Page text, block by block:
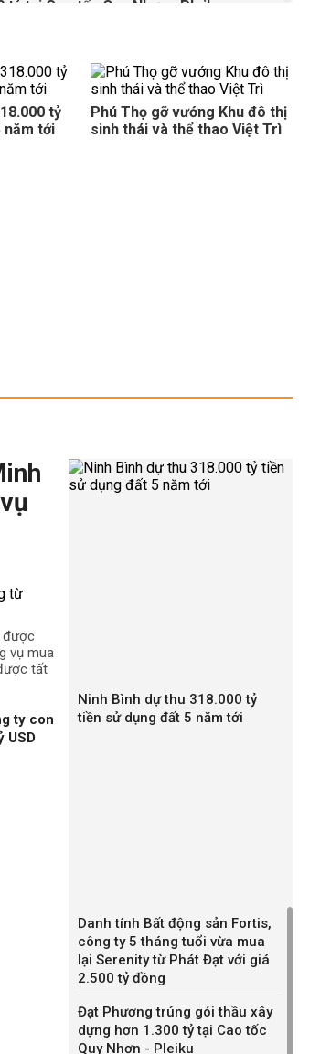
tại Cao tốc Quy Nhơn - Pleiku
tỷ
năm tới
Phú Thọ gỡ vướng Khu đô thị
sinh thái và thể thao Việt Trì
vụ mua
tất
ty con
USD
Ninh Bình dự thu 318.000 tỷ
tiền sử dụng đất 5 năm tới
Danh tính Bất động sản Fortis,
công ty 5 tháng tuổi vừa mua
lại Serenity từ Phát Đạt với giá
2.500 tỷ đồng
Đạt Phương trúng gói thầu xây
dựng hơn 1.300 tỷ tại Cao tốc
Quy Nhơn - Pleiku